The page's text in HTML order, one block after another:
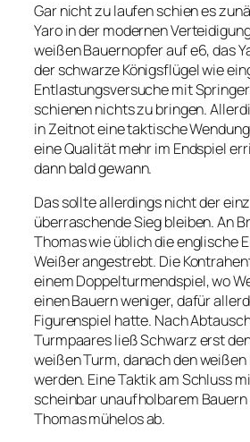
Gar nicht zu laufen schien es
Yaro in der modernen
weißen Bauernopfer auf e6, das
der schwarze Königsflügel wie
Entlastungsversuche mit
schienen nichts zu bringen.
in Zeitnot eine taktische
eine Qualität mehr im Endspiel
dann bald gewann.
Das sollte allerdings nicht der
überraschende Sieg bleiben. An
Thomas wie üblich die englische
Weißer angestrebt. Die
einem Doppelturmendspiel, wo
einen Bauern weniger, dafür
Figurenspiel hatte. Nach
Turmpaares ließ Schwarz erst
weißen Turm, danach den weißen
werden. Eine Taktik am Schluss
scheinbar unaufholbarem
Thomas mühelos ab.